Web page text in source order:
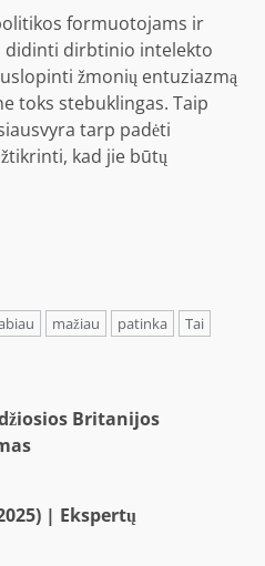
formuotojams ir
didinti dirbtinio intelekto
žmonių entuziazmą
toks stebuklingas. Taip
tarp padėti
kad jie būtų
mažiau patinka
Tai
Britanijos
| Ekspertų